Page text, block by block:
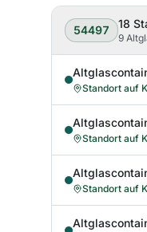
54497 18
9
Standort auf
Standort auf
Standort auf